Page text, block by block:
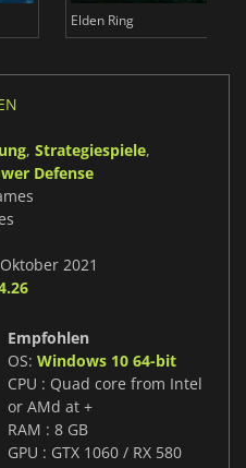
Elden Ring
, Strategiespiele,
Defense
2021
Empfohlen
OS: Windows 10 64-bit
CPU : Quad core from Intel
or AMd at +
RAM : 8 GB
GPU : GTX 1060 / RX 580